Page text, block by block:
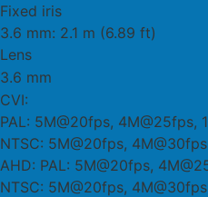
Fixed iris
3.6 mm: 2.1 m (6.89 ft)
Lens
3.6 mm
CVI:
PAL: 5M@20fps, 4M@25fps,
NTSC: 5M@20fps,
AHD: PAL: 5M@20fps,
NTSC: 5M@20fps, 4M@30fps